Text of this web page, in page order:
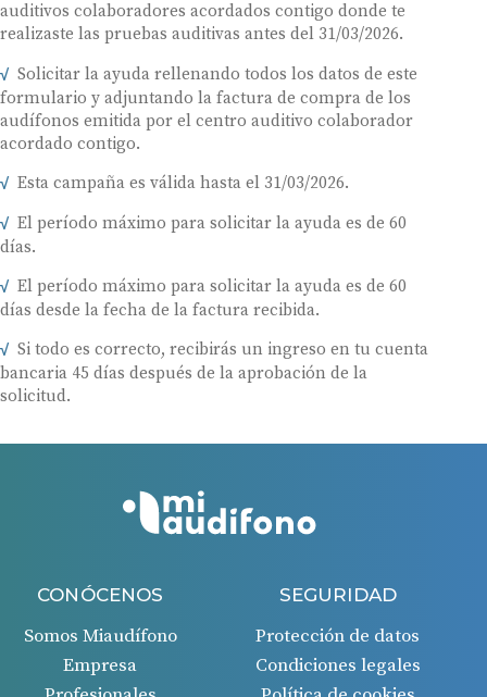
auditivos colaboradores acordados contigo donde te
realizaste las pruebas auditivas antes del 31/03/2026.
Solicitar la ayuda rellenando todos los datos de este
formulario y adjuntando la factura de compra de los
audífonos emitida por el centro auditivo colaborador
acordado contigo.
Esta campaña es válida hasta el 31/03/2026.
El período máximo para solicitar la ayuda es de 60
días.
El período máximo para solicitar la ayuda es de 60
días desde la fecha de la factura recibida.
Si todo es correcto, recibirás un ingreso en tu cuenta
bancaria 45 días después de la aprobación de la
solicitud.
CONÓCENOS
Somos Miaudífono
Empresa
SEGURIDAD
Protección de datos
Condiciones legales